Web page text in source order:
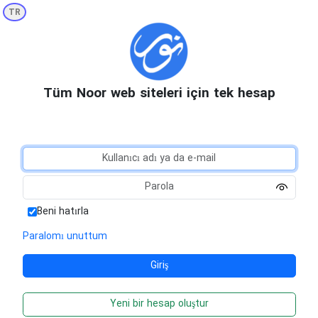
TR
Tüm Noor web siteleri için tek hesap
Beni hatırla
Paralomı unuttum
Yeni bir hesap oluştur